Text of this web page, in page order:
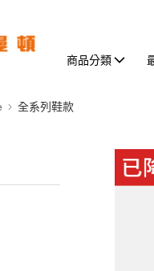
商品分類
全系列鞋款